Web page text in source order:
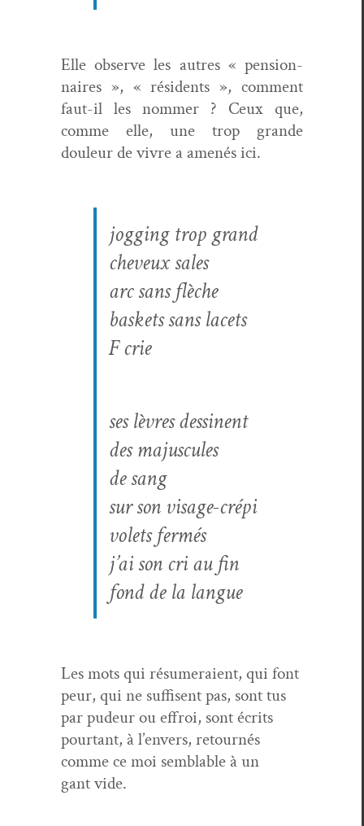
Elle observe les autres « pen­sion­
naires », « rési­dents », com­ment
faut-il les nom­mer ? Ceux que,
comme elle, une trop grande
douleur de vivre a amenés ici.
jog­ging trop grand
cheveux sales
arc sans flèche
bas­kets sans lacets
F crie
ses lèvres dessi­nent
des majus­cules
de sang
sur son visage-crépi
volets fer­més
j’ai son cri au fin
fond de la langue
Les mots qui résumeraient, qui font
peur, qui ne suff­isent pas, sont tus
par pudeur ou effroi, sont écrits
pour­tant, à l’en­vers, retournés
comme ce moi sem­blable à un
gant vide.